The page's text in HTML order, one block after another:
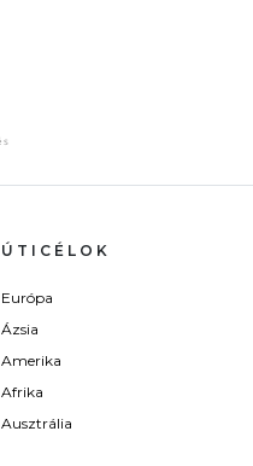
ÚTICÉLOK
Európa
Ázsia
Amerika
Afrika
Ausztrália